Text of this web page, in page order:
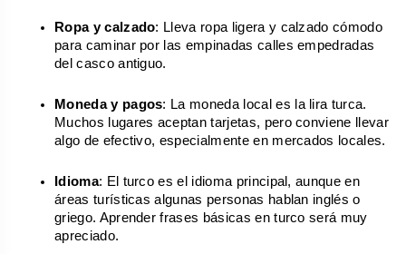
Ropa y calzado: Lleva ropa ligera y calzado cómodo
para caminar por las empinadas calles empedradas
del casco antiguo.
Moneda y pagos: La moneda local es la lira turca.
Muchos lugares aceptan tarjetas, pero conviene llevar
algo de efectivo, especialmente en mercados locales.
Idioma: El turco es el idioma principal, aunque en
áreas turísticas algunas personas hablan inglés o
griego. Aprender frases básicas en turco será muy
apreciado.